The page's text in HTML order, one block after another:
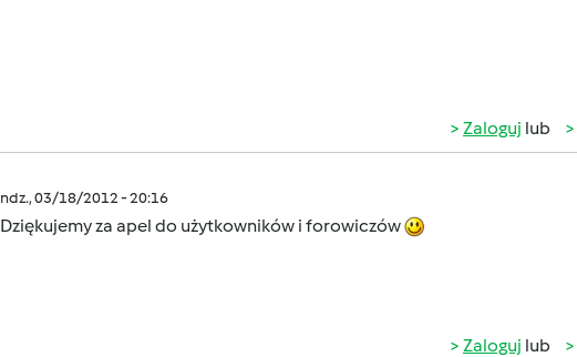
Zaloguj lub
ndz., 03/18/2012 - 20:16
Dziękujemy za apel do użytkowników i forowiczów
Zaloguj lub